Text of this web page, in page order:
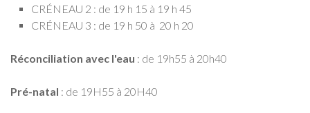
CRÉNEAU 2 : de 19 h 15 à 19 h 45
CRÉNEAU 3 : de 19 h 50 à 20 h 20
Réconciliation avec l'eau : de 19h55 à 20h40
Pré-natal : de 19H55 à 20H40